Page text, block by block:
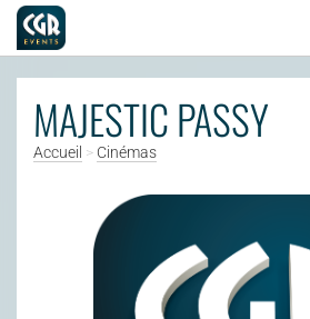
MAJESTIC PASSY
Accueil > Cinémas